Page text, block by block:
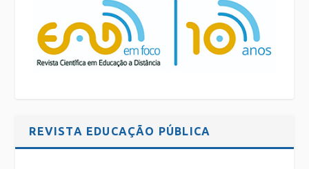
REVISTA EDUCAÇÃO PÚBLICA